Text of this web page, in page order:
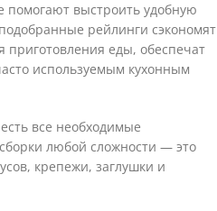
помогают выстроить удобную
рейлинги сэкономят
еды, обеспечат
используемым кухонным
все необходимые
любой сложности — это
крепежи, заглушки и